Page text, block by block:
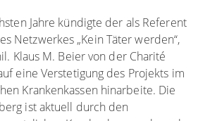
Jahre kündigte der als Referent
Netzwerkes „Kein Täter werden“,
Klaus M. Beier von der Charité
eine Verstetigung des Projekts im
Krankenkassen hinarbeite. Die
ist aktuell durch den